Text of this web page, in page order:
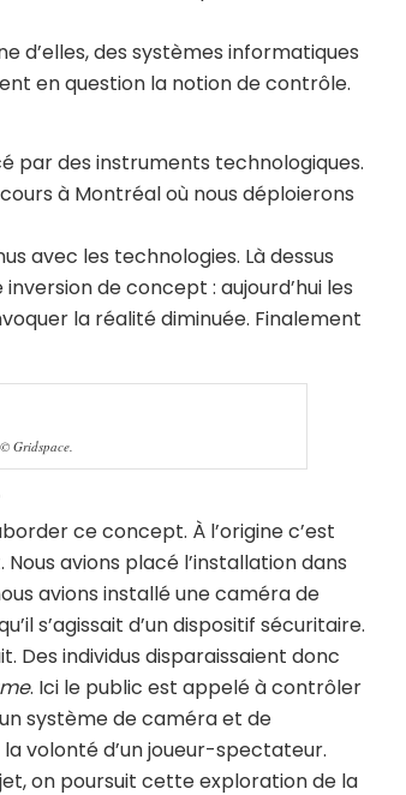
d’elles, des systèmes informatiques
en question la notion de contrôle.
par des instruments technologiques.
à Montréal où nous déploierons
avec les technologies. Là dessus
de concept : aujourd’hui les
la réalité diminuée. Finalement
Gridspace.
ce concept. À l’origine c’est
avions placé l’installation dans
avions installé une caméra de
s’agissait d’un dispositif sécuritaire.
Des individus disparaissaient donc
. Ici le public est appelé à contrôler
système de caméra et de
volonté d’un joueur-spectateur.
on poursuit cette exploration de la